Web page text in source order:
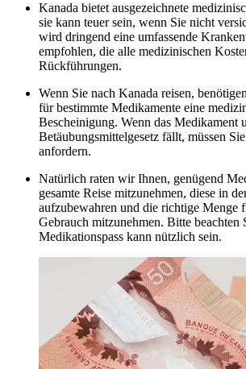
Kanada bietet ausgezeichnete
sie kann teuer sein, wenn Sie nicht
wird dringend eine umfassende
empfohlen, die alle medizinischen
Rückführungen.
Wenn Sie nach Kanada reisen,
für bestimmte Medikamente eine
Bescheinigung. Wenn das Medikament
Betäubungsmittelgesetz fällt, müssen
anfordern.
Natürlich raten wir Ihnen, genügend
gesamte Reise mitzunehmen, diese in
aufzubewahren und die richtige Menge
Gebrauch mitzunehmen. Bitte beachten
Medikationspass kann nützlich sein.